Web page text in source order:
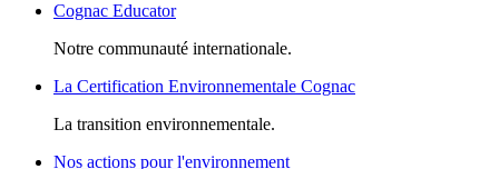
Cognac Educator
Notre communauté internationale.
La Certification Environnementale Cognac
La transition environnementale.
Nos actions pour l'environnement